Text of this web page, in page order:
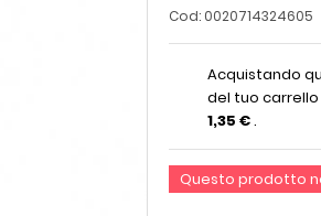
Cod: 0020714324605
Acquistando
del tuo carrello
1,35 €.
Questo prodotto